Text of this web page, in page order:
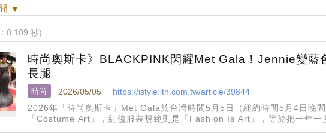
▼
0.109 秒)
時尚奧斯卡》BLACKPINK閃耀Met Gala！Jennie變藍
長腿
時尚 2026/05/05
https://istyle.ltn.com.tw/article/39844
2026年「時尚奧斯卡」Met Gala於台灣時間5月5日（紐約時間5月4日晚
「Costume Art」，紅毯服裝規範則是「Fashion Is Art」，等於把一年一